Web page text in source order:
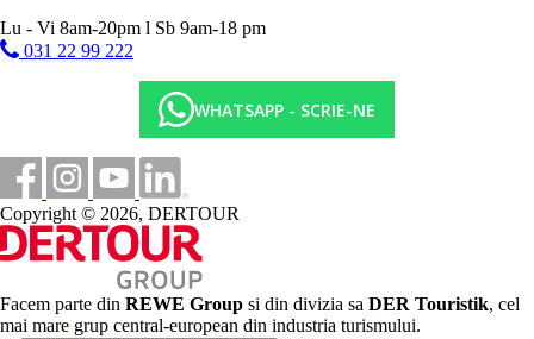
Descrierea plajei
bar pe plaja
sezlonguri, umbrele si prosoape gratuite
Activitati gratuite
programe de animatie de zi si de seara
fitness
aerobic in apa
bocce
volei pe plaja
minifotbal (iluminat si echipament contra cost)
tenis (iluminat si echipament contra cost)
tenis de masa
Lu - Vi 8am-20pm l Sb 9am-18 pm
031 22 99 222
WHATSAPP - SCRIE-NE
Copyright © 2026, DERTOUR
Facem parte din REWE Group si din divizia sa DER Touristik, cel
mai mare grup central-european din industria turismului.